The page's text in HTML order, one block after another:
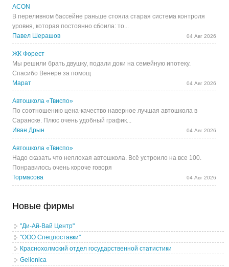
ACON
В переливном бассейне раньше стояла старая система контроля
уровня, которая постоянно сбоила: то...
Павел Шерашов
04 Авг 2026
ЖК Форест
Мы решили брать двушку, подали доки на семейную ипотеку.
Спасибо Венере за помощ
Марат
04 Авг 2026
Автошкола «Твиспо»
По соотношению цена-качество наверное лучшая автошкола в
Саранске. Плюс очень удобный график...
Иван Дрын
04 Авг 2026
Автошкола «Твиспо»
Надо сказать что неплохая автошкола. Всё устроило на все 100.
Понравилось очень короче говоря
Тормасова
04 Авг 2026
Новые фирмы
"Ди-Ай-Вай Центр"
"ООО Спецпоставки"
Краснохолмский отдел государственной статистики
Gelionica